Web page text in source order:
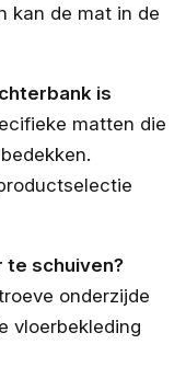
kan de mat in de
is
matten die
te schuiven?
onderzijde
vloerbekleding